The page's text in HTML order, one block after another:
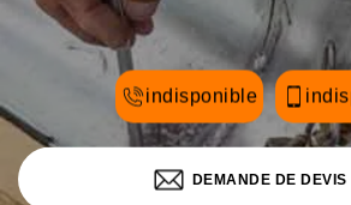
indisponible
DEMANDE DE DEVIS